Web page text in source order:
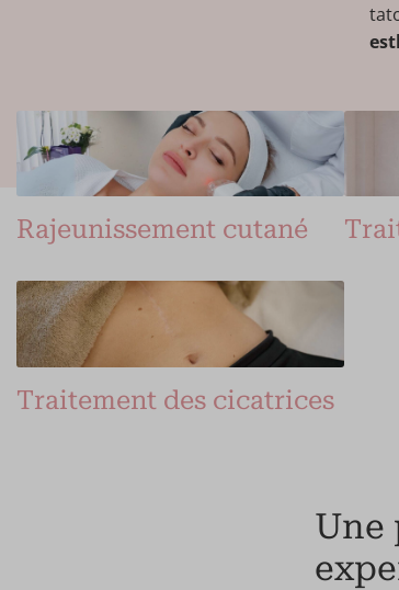
Rajeunissement cutané
Traitement des cicatrices
Une